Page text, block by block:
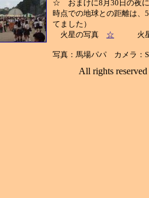
☆ おまけに8月30日の夜
時点での地球との距離は、
てました）
火星の写真 ☆ 火星
写真：馬場パパ カメラ：
All rights